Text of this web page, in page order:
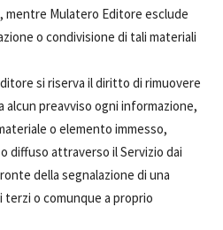
Mulatero Editore esclude
o condivisione di tali materiali
si riserva il diritto di rimuovere
alcun preavviso ogni informazione,
o elemento immesso,
diffuso attraverso il Servizio dai
della segnalazione di una
o comunque a proprio